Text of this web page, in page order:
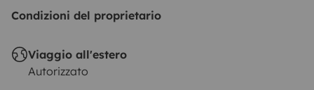
Condizioni del proprietario
Viaggio all'estero
Autorizzato